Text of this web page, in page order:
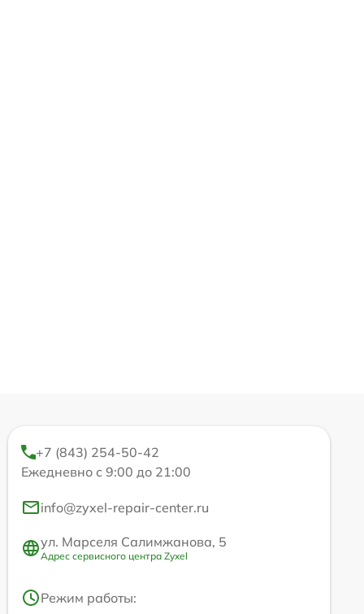
+7 (843) 254-50-42
Ежедневно с 9:00 до 21:00
info@zyxel-repair-center.ru
ул. Марселя Салимжанова, 5
Адрес сервисного центра Zyxel
Режим работы: